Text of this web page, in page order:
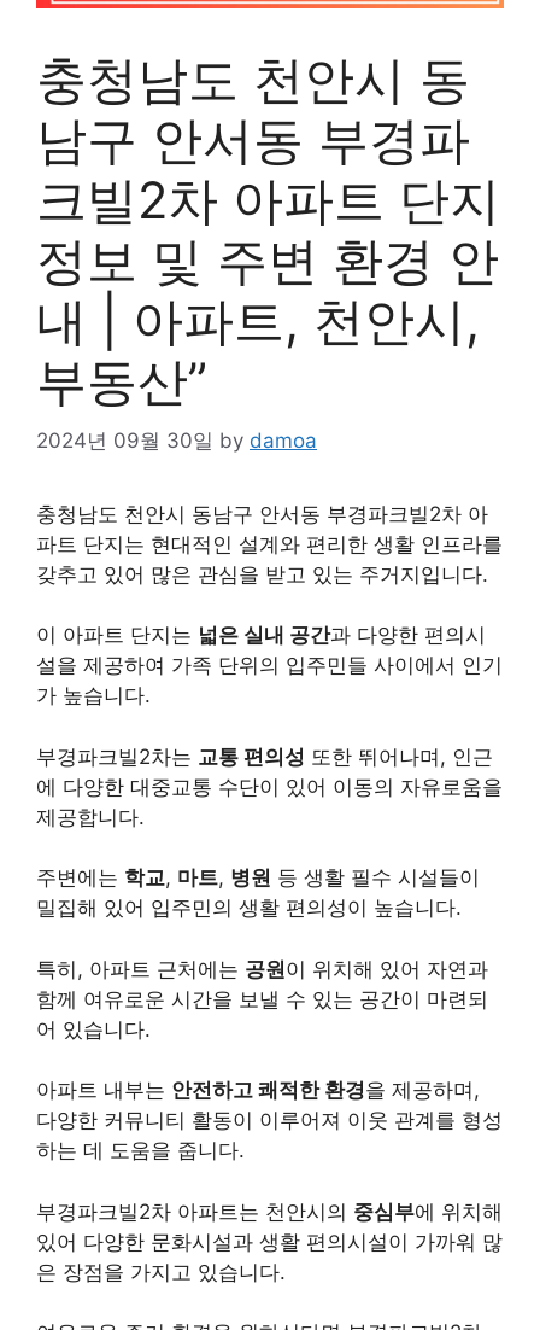
충청남도 천안시 동
남구 안서동 부경파
크빌2차 아파트 단지
정보 및 주변 환경 안
내 | 아파트, 천안시,
부동산”
2024년 09월 30일 by damoa
충청남도 천안시 동남구 안서동 부경파크빌2차 아
파트 단지는 현대적인 설계와 편리한 생활 인프라를
갖추고 있어 많은 관심을 받고 있는 주거지입니다.
이 아파트 단지는 넓은 실내 공간과 다양한 편의시
설을 제공하여 가족 단위의 입주민들 사이에서 인기
가 높습니다.
부경파크빌2차는 교통 편의성 또한 뛰어나며, 인근
에 다양한 대중교통 수단이 있어 이동의 자유로움을
제공합니다.
주변에는 학교, 마트, 병원 등 생활 필수 시설들이
밀집해 있어 입주민의 생활 편의성이 높습니다.
특히, 아파트 근처에는 공원이 위치해 있어 자연과
함께 여유로운 시간을 보낼 수 있는 공간이 마련되
어 있습니다.
아파트 내부는 안전하고 쾌적한 환경을 제공하며,
다양한 커뮤니티 활동이 이루어져 이웃 관계를 형성
하는 데 도움을 줍니다.
부경파크빌2차 아파트는 천안시의 중심부에 위치해
있어 다양한 문화시설과 생활 편의시설이 가까워 많
은 장점을 가지고 있습니다.